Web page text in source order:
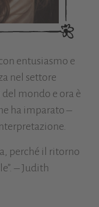
con entusiasmo e
nel settore
mondo e ora è
ha imparato –
perché il ritorno
– Judith